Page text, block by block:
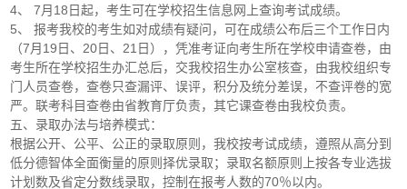
4、 7月18日起，考生可在学校招生信息网上查询考试成绩。
5、 报考我校的考生如对成绩有疑问，可在成绩公布后三个工作日内
（7月19日、20日、21日），凭准考证向考生所在学校申请查卷，由
考生所在学校招生办汇总后，交我校招生办公室核查，由我校组织专
门人员查卷，查卷只查漏评、误评，积分及统分差误，不查评卷的宽
严。联考科目查卷由省教育厅负责，其它课查卷由我校负责。
五、录取办法与培养模式：
根据公开、公平、公正的录取原则，我校按考试成绩，遵照从高分到
低分德智体全面衡量的原则择优录取；录取名额原则上按各专业选拔
计划数及省定分数线录取，控制在报考人数的70％以内。